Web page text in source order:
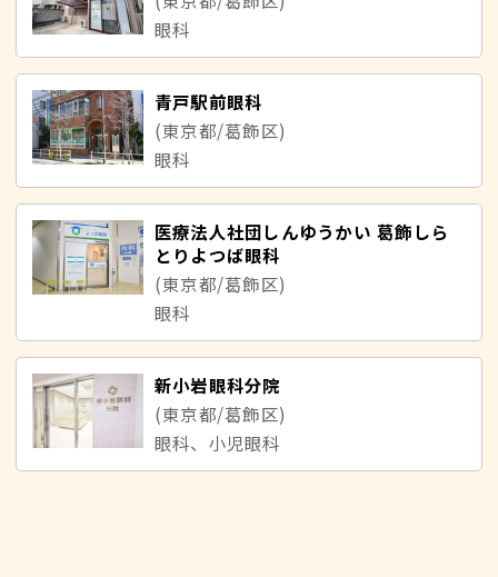
眼科
青戸駅前眼科
(東京都/葛飾区)
眼科
医療法人社団しんゆうかい 葛飾しら
とりよつば眼科
(東京都/葛飾区)
眼科
新小岩眼科分院
(東京都/葛飾区)
眼科、小児眼科